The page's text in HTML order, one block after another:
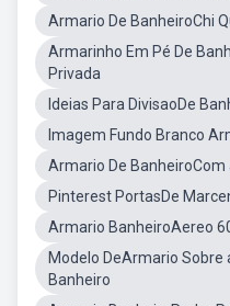
Armario De BanheiroChi
Armarinho Em Pé De
Privada
Ideias Para DivisaoDe
Imagem Fundo Branco
Armario De BanheiroCom
Pinterest PortasDe
Armario BanheiroAereo
Modelo DeArmario Sobre
Banheiro